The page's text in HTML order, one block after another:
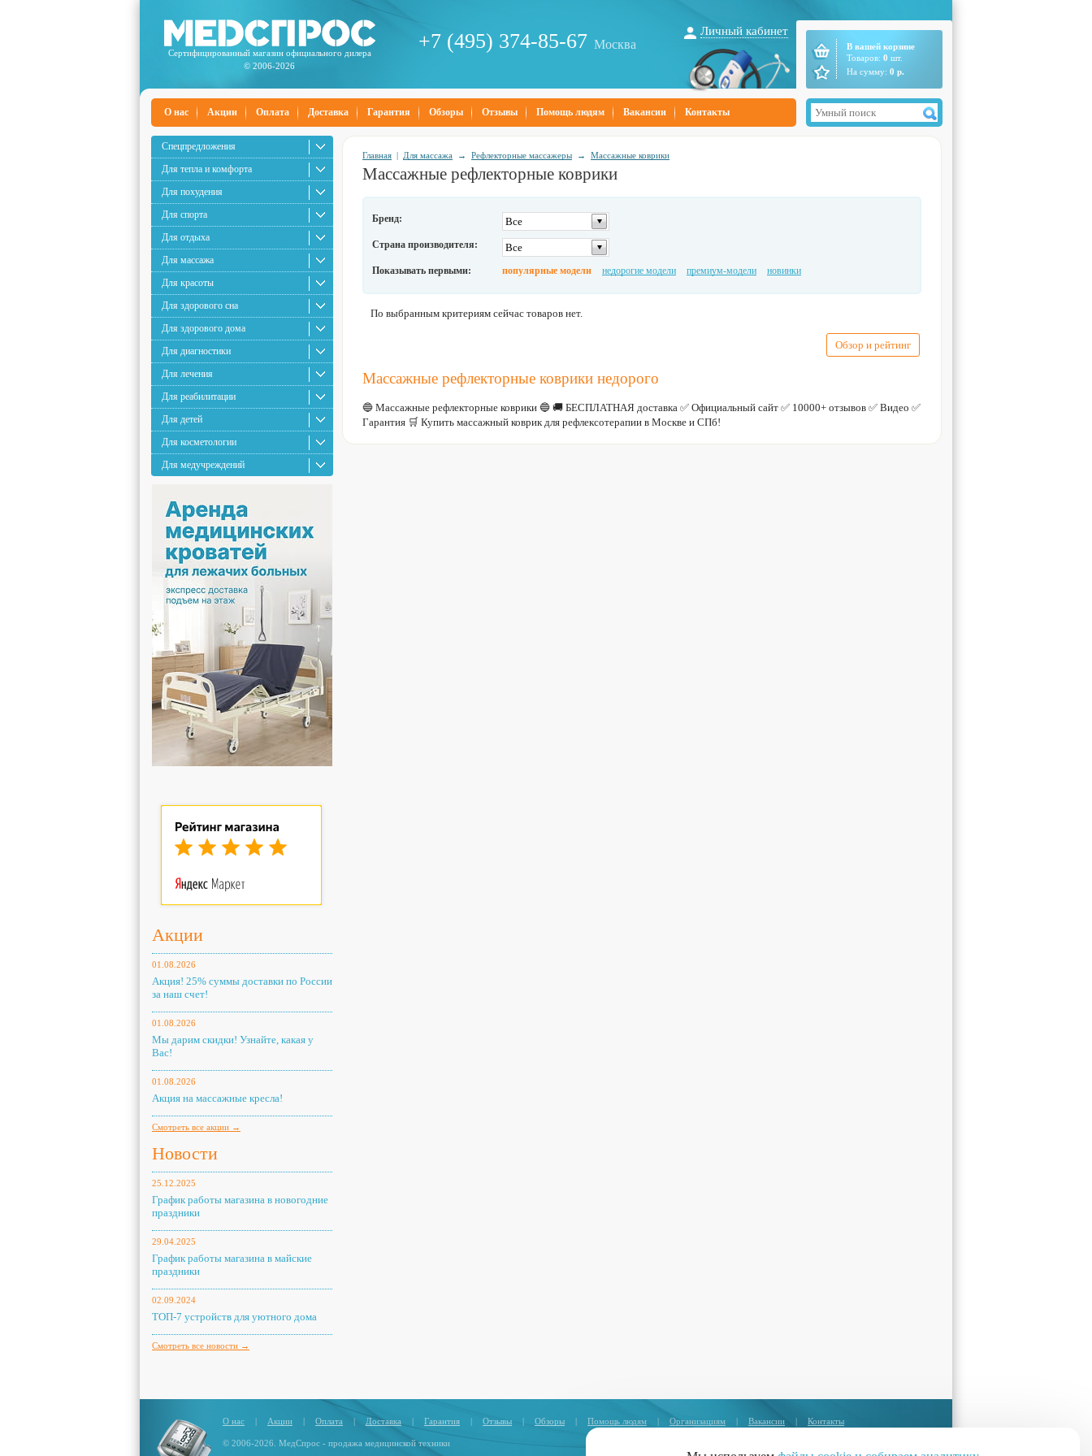
Сертифицированный магазин официального дилера
© 2006-2026
+7 (495) 374-85-67 Москва
Личный кабинет
В вашей корзине
Товаров: 0 шт.
На сумму: 0 р.
О нас Акции Оплата Доставка Гарантия Обзоры Отзывы Помощь людям Вакансии Контакты
Спецпредложения
Для тепла и комфорта
Для похудения
Для спорта
Для отдыха
Для массажа
Для красоты
Для здорового сна
Для здорового дома
Для диагностики
Для лечения
Для реабилитации
Для детей
Для косметологии
Для медучреждений
Акции
01.08.2026
Акция! 25% суммы доставки по России
за наш счет!
01.08.2026
Мы дарим скидки! Узнайте, какая у
Вас!
01.08.2026
Акция на массажные кресла!
Смотреть все акции →
Новости
25.12.2025
График работы магазина в новогодние
праздники
29.04.2025
График работы магазина в майские
праздники
02.09.2024
ТОП-7 устройств для уютного дома
Смотреть все новости →
Главная | Для массажа → Рефлекторные массажеры → Массажные коврики
Массажные рефлекторные коврики
Бренд: Все
Страна производителя: Все
Показывать первыми: популярные модели недорогие модели премиум-модели новинки
По выбранным критериям сейчас товаров нет.
Обзор и рейтинг
Массажные рефлекторные коврики недорого
🔵 Массажные рефлекторные коврики 🔵 🚚 БЕСПЛАТНАЯ доставка ✅ Официальный сайт ✅ 10000+ отзывов ✅ Видео ✅
Гарантия 🛒 Купить массажный коврик для рефлексотерапии в Москве и СПб!
О нас | Акции | Оплата | Доставка | Гарантия | Отзывы | Обзоры | Помощь людям | Организациям | Вакансии | Контакты
© 2006-2026. МедСпрос - продажа медицинской техники